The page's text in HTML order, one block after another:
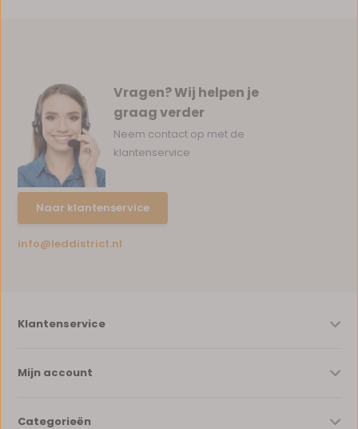
Vragen? Wij helpen je
graag verder
Neem contact op met de
klantenservice
Naar klantenservice
info@leddistrict.nl
Klantenservice
Mijn account
Categorieën